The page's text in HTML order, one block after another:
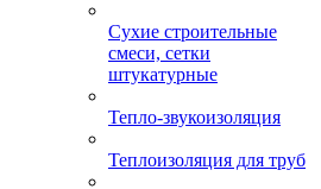
Сухие строительные
смеси, сетки
штукатурные
Тепло-звукоизоляция
Теплоизоляция для труб